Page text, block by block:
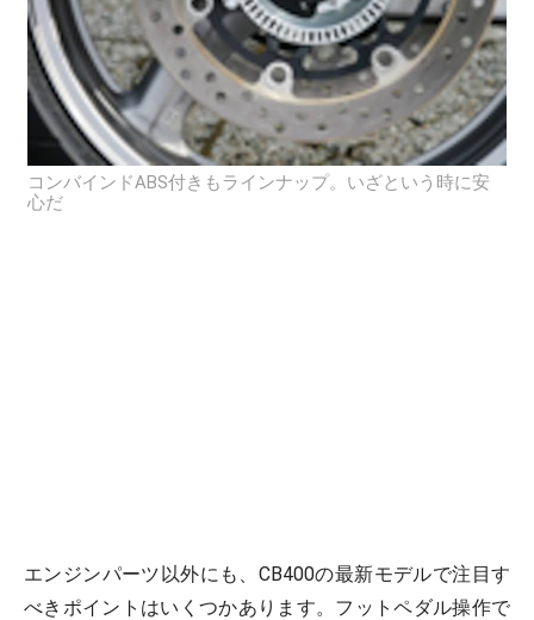
コンバインドABS付きもラインナップ。いざという時に安
心だ
エンジンパーツ以外にも、CB400の最新モデルで注目す
べきポイントはいくつかあります。フットペダル操作で